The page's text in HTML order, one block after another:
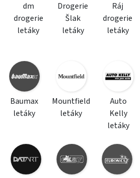
dm
drogerie
letáky
Drogerie
Šlak
letáky
Ráj
drogerie
letáky
Baumax
letáky
Mountfield
letáky
Auto
Kelly
letáky